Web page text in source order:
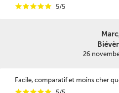
iiiii 5/5
26
Facile, comparatif et moins cher